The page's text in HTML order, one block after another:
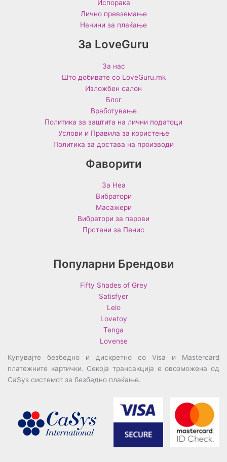
Испорака
Лично превземање
Начини за плаќање
За LoveGuru
За нас
Што добивате со LoveGuru.mk
Изложбен салон
Блог
Вработување
Политика за заштита на лични податоци
Услови и Правила за користење
Политика за достава на производи
Фаворити
За Неа
Вибратори
Масажери
Вибратори за парови
Прстени за Пенис
Популарни Брендови
Fifty Shades of Grey
Satisfyer
Lelo
Lovetoy
Tenga
Lovense
Купувајте безбедно и дискретно со Visa и Mastercard
платежните картички. Секоја трансакција е овозможена од
CaSys системот за безбедно плаќање.